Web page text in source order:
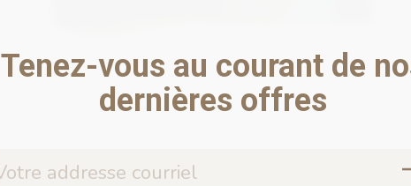
Tenez-vous au courant de
dernières offres